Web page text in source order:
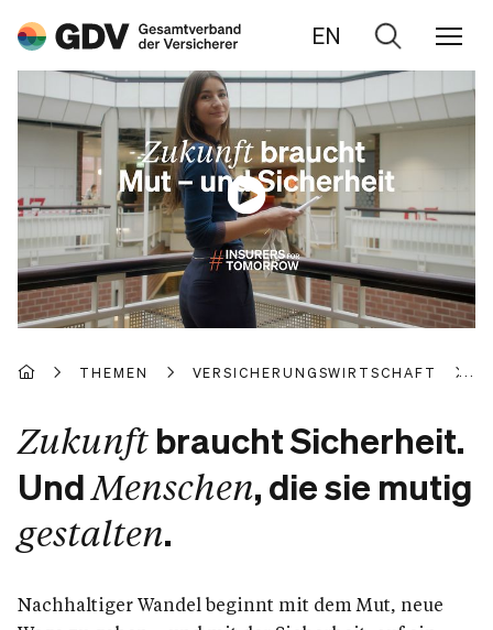
EN
Zur
Suche
THEMEN VERSICHERUNGSWIRTSCHAFT
Zukunft braucht Sicherheit.
UndMenschen, die sie mutig
gestalten.
Nachhaltiger Wandel beginnt mit dem Mut, neue